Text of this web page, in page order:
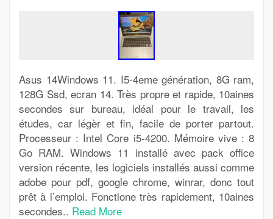
Asus 14Windows 11. I5-4eme génération, 8G ram,
128G Ssd, ecran 14. Très propre et rapide, 10aines
secondes sur bureau, idéal pour le travail, les
études, car légèr et fin, facile de porter partout.
Processeur : Intel Core i5-4200. Mémoire vive : 8
Go RAM. Windows 11 installé avec pack office
version récente, les logiciels installés aussi comme
adobe pour pdf, google chrome, winrar, donc tout
prêt à l’emploi. Fonctione très rapidement, 10aines
secondes.. Read More